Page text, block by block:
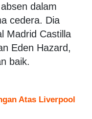
dalam
cedera. Dia
Madrid Castilla
Eden Hazard,
baik.
Atas Liverpool